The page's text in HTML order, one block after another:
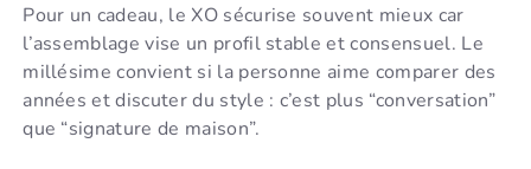
Pour un cadeau, le XO sécurise souvent mieux car
l’assemblage vise un profil stable et consensuel. Le
millésime convient si la personne aime comparer des
années et discuter du style : c’est plus “conversation”
que “signature de maison”.